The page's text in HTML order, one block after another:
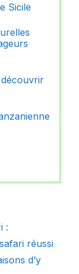
Sicile
:
réussi
d’y